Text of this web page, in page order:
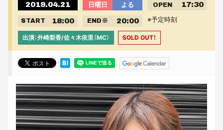
2019.04.21 日曜日 よる OPEN 17:30
START 18:00 END ※ 20:00 ※予定時刻
出演：外崎梨香/佐々木依里（MC） SOLD OUT！